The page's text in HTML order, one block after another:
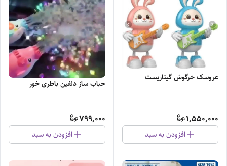
عروسک خرگوش گیتاریست
1,550,000
افزودن به سبد
حباب ساز دلفین باطری خور
799,000
افزودن به سبد